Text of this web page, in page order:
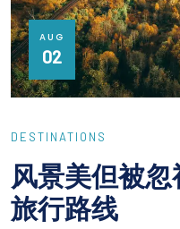
AUG
02
DESTINATIONS
风景美但被
旅行路线